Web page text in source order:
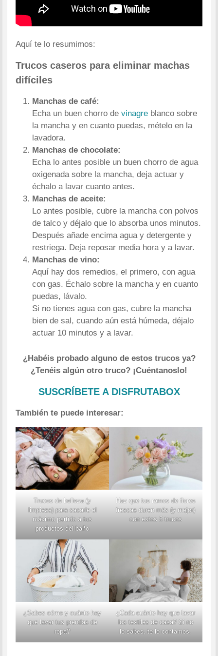
Aquí te lo resumimos:
Trucos caseros para eliminar machas
difíciles
Manchas de café:
Echa un buen chorro devinagre blanco sobre
la mancha y en cuanto puedas, mételo en la
lavadora.
Manchas de chocolate:
Echa lo antes posible un buen chorro de agua
oxigenada sobre la mancha, deja actuar y
échalo a lavar cuanto antes.
Manchas de aceite:
Lo antes posible, cubre la mancha con polvos
de talco y déjalo que lo absorba unos minutos.
Después añade encima agua y detergente y
restriega. Deja reposar media hora y a lavar.
Manchas de vino:
Aquí hay dos remedios, el primero, con agua
con gas. Échalo sobre la mancha y en cuanto
puedas, lávalo.
Si no tienes agua con gas, cubre la mancha
bien de sal, cuando aún está húmeda, déjalo
actuar 10 minutos y a lavar.
¿Habéis probado alguno de estos trucos ya?
¿Tenéis algún otro truco? ¡Cuéntanoslo!
SUSCRÍBETE A DISFRUTABOX
También te puede interesar:
Trucos de belleza (y
limpieza) para sacarle el
máximo partido a tus
productos del baño
Haz que tus ramos de flores
frescas duren más (y mejor)
con estos 5 trucos
¿Sabes cómo y cuánto hay
que lavar tus prendas de
ropa?
¿Cada cuánto hay que lavar
los textiles de casa? Si no
lo sabes, te lo contamos.